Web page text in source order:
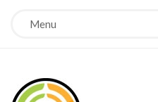
Menu